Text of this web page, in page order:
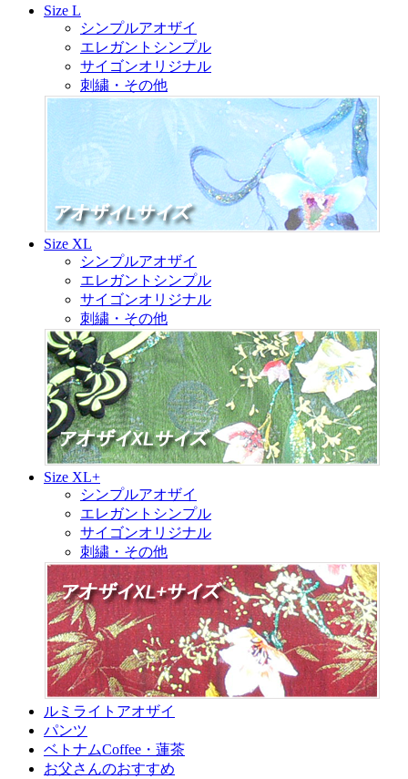
Size L
シンプルアオザイ
エレガントシンプル
サイゴンオリジナル
刺繍・その他
Size XL
シンプルアオザイ
エレガントシンプル
サイゴンオリジナル
刺繍・その他
Size XL+
シンプルアオザイ
エレガントシンプル
サイゴンオリジナル
刺繍・その他
ルミライトアオザイ
パンツ
ベトナムCoffee・蓮茶
お父さんのおすすめ